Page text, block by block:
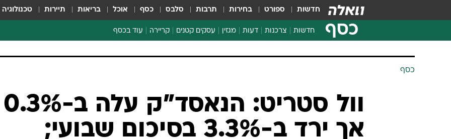
חדשות ספורט בחירות תרבות סלבס כסף אוכל בריאות תיירות טכנולוגיה
כסף חדשות צרכנות
צרכנות פיננסית
דעות מגזין עסקים קטנים קריירה עוד בכסף
ספורט ביזנס
כסף
וול סטריט: הנאסד"ק עלה ב-0.3%
אך ירד ב-3.3% בסיכום שבועי;